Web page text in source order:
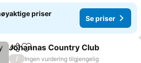
priser
Se priser
Del Legg til i favoritter
Johannas Country Club
/
Ingen vurdering tilgjengelig